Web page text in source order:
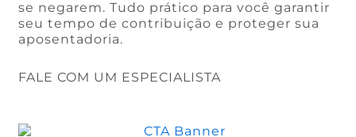
se negarem. Tudo prático para você garantir
seu tempo de contribuição e proteger sua
aposentadoria.
FALE COM UM ESPECIALISTA